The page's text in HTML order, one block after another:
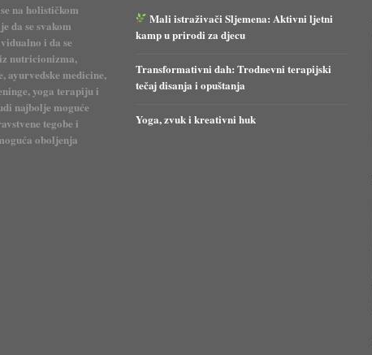
na holističkom
da se svakom
i da se
nutricionizma,
ayurvedske medicine,
yoga terapiju i
najbolje moguće
tegobe i
oboljenja
Mali istraživači Sljemena: Aktivni ljetni
kamp u prirodi za djecu
Transformativni dah: Trodnevni terapijski
tečaj disanja i opuštanja
Yoga, zvuk i kreativni huk